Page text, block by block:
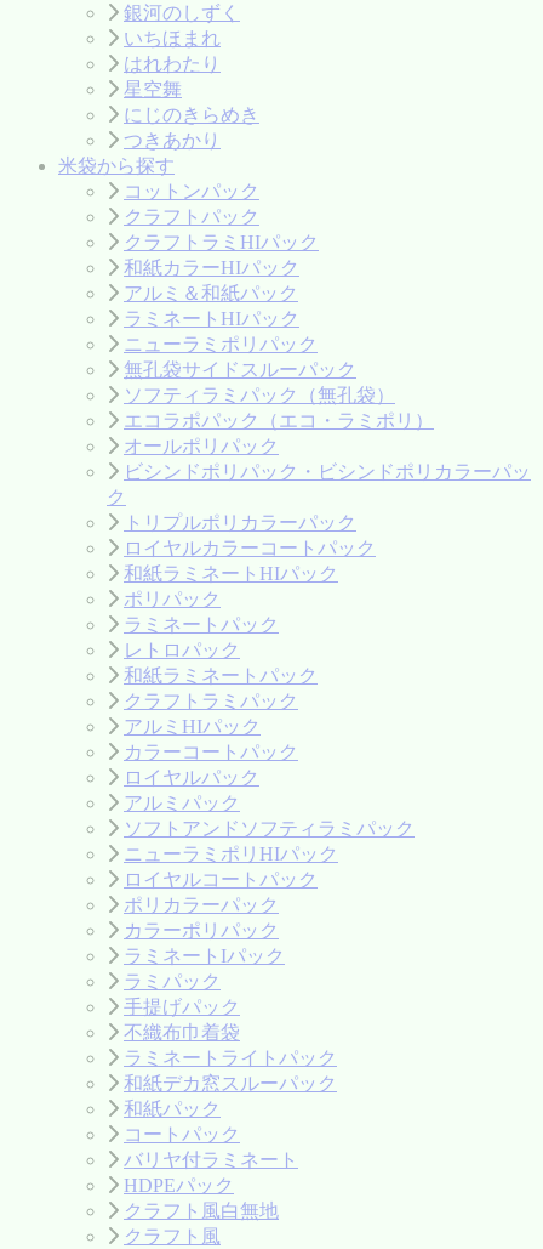
銀河のしずく
いちほまれ
はれわたり
星空舞
にじのきらめき
つきあかり
米袋から探す
コットンパック
クラフトパック
クラフトラミHIパック
和紙カラーHIパック
アルミ＆和紙パック
ラミネートHIパック
ニューラミポリパック
無孔袋サイドスルーパック
ソフティラミパック（無孔袋）
エコラポパック（エコ・ラミポリ）
オールポリパック
ビシンドポリパック・ビシンドポリカラーパッ
ク
トリプルポリカラーパック
ロイヤルカラーコートパック
和紙ラミネートHIパック
ポリパック
ラミネートパック
レトロパック
和紙ラミネートパック
クラフトラミパック
アルミHIパック
カラーコートパック
ロイヤルパック
アルミパック
ソフトアンドソフティラミパック
ニューラミポリHIパック
ロイヤルコートパック
ポリカラーパック
カラーポリパック
ラミネートIパック
ラミパック
手提げパック
不織布巾着袋
ラミネートライトパック
和紙デカ窓スルーパック
和紙パック
コートパック
バリヤ付ラミネート
HDPEパック
クラフト風白無地
クラフト風